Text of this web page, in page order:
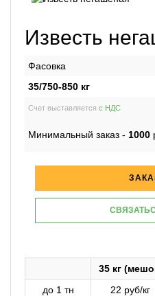
Известь
Фасовка
35/750-850 кг
Счет выставляется с НДС
Минимальный заказ - 1000
35 кг
до 1 тн
22 руб/кг